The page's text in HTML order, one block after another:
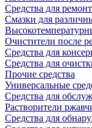
Средства для
Смазки для
Очистители после
Средства для
Средства для
Прочие средства
Универсальные
Средства для
Растворители
Средства для